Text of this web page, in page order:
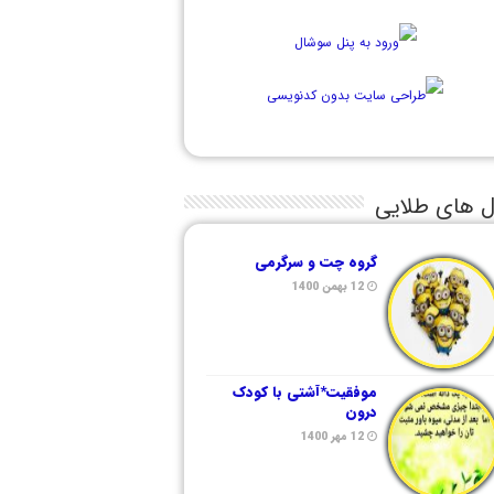
های طلایی
گروه چت و سرگرمی
12 بهمن 1400
موفقیت*آشتی با کودک
درون
12 مهر 1400